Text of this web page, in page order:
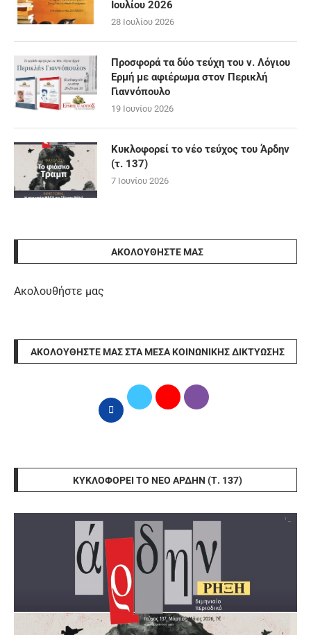
Ιουλίου 2026
28 Ιουλίου 2026
Προσφορά τα δύο τεύχη του ν. Λόγιου
Ερμή με αφιέρωμα στον Περικλή
Γιαννόπουλο
19 Ιουνίου 2026
Κυκλοφορεί το νέο τεύχος του Άρδην
(τ. 137)
7 Ιουνίου 2026
ΑΚΟΛΟΥΘΉΣΤΕ ΜΑΣ
Ακολουθήστε μας
ΑΚΟΛΟΥΘΉΣΤΕ ΜΑΣ ΣΤΑ ΜΈΣΑ ΚΟΙΝΩΝΙΚΉΣ ΔΙΚΤΎΩΣΗΣ
ΚΥΚΛΟΦΟΡΕΊ ΤΟ ΝΈΟ ΆΡΔΗΝ (Τ. 137)